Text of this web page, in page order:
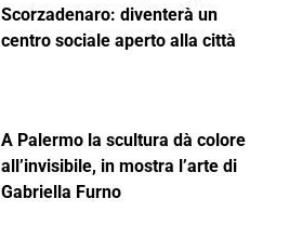
Scorzadenaro: diventerà un
centro sociale aperto alla città
A Palermo la scultura dà colore
all’invisibile, in mostra l’arte di
Gabriella Furno